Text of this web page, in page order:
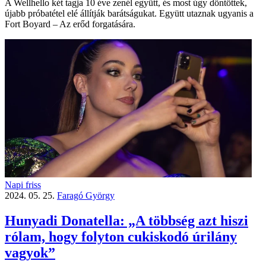
A Wellhello két tagja 10 éve zenél együtt, és most úgy döntöttek,
újabb próbatétel elé állítják barátságukat. Együtt utaznak ugyanis a
Fort Boyard – Az erőd forgatására.
Napi friss
2024. 05. 25. Faragó György
Hunyadi Donatella: „A többség azt hiszi
rólam, hogy folyton cukiskodó úrilány
vagyok”